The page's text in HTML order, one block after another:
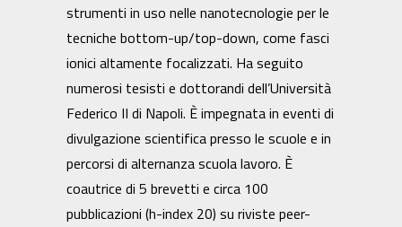
strumenti in uso nelle nanotecnologie per le
tecniche bottom-up/top-down, come fasci
ionici altamente focalizzati. Ha seguito
numerosi tesisti e dottorandi dell’Università
Federico II di Napoli. È impegnata in eventi di
divulgazione scientifica presso le scuole e in
percorsi di alternanza scuola lavoro. È
coautrice di 5 brevetti e circa 100
pubblicazioni (h-index 20) su riviste peer-